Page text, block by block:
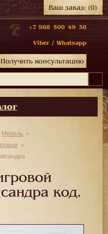
Ваш заказ:(0)
+7 988 500 49 38
Viber / Whatsapp
Получить консультацию
Мебель
код.